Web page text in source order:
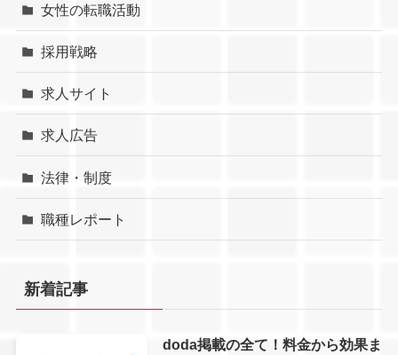
女性の転職活動
採用戦略
求人サイト
求人広告
法律・制度
職種レポート
新着記事
doda掲載の全て！料金から効果ま